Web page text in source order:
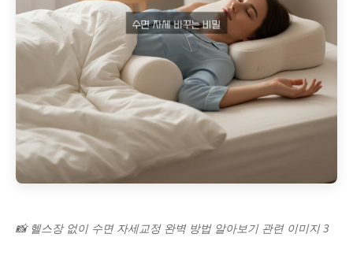
📸 헬스장 없이 수면 자세교정 완벽 방법 알아보기 관련 이미지 3